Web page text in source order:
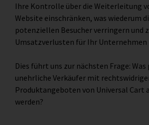
Ihre Kontrolle über die Weiterleitung
Website einschränken, was wiederum
potenziellen Besucher verringern und
Umsatzverlusten für Ihr
Dies führt uns zur nächsten Frage:
unehrliche Verkäufer mit
Produktangeboten von Universal Cart
werden?